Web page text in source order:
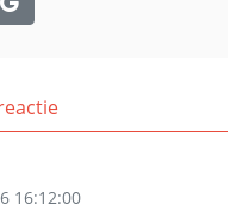
16:12:00